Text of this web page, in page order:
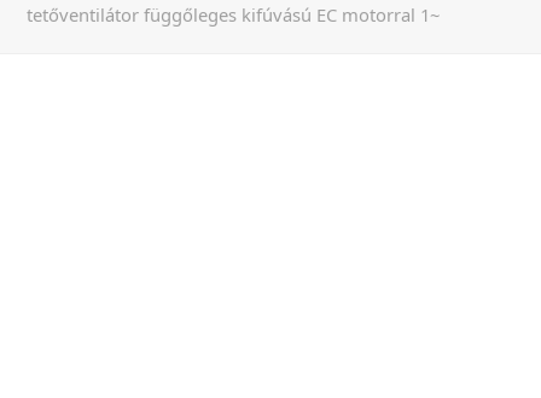
tetőventilátor függőleges kifúvású EC motorral 1~